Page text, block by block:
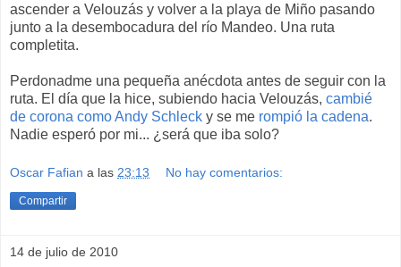
ascender a Velouzás y volver a la playa de Miño pasando
junto a la desembocadura del río Mandeo. Una ruta
completita.
Perdonadme una pequeña anécdota antes de seguir con la
ruta. El día que la hice, subiendo hacia Velouzás, cambié
de corona como Andy Schleck y se me rompió la cadena.
Nadie esperó por mi... ¿será que iba solo?
Oscar Fafian a las 23:13 No hay comentarios:
Compartir
14 de julio de 2010